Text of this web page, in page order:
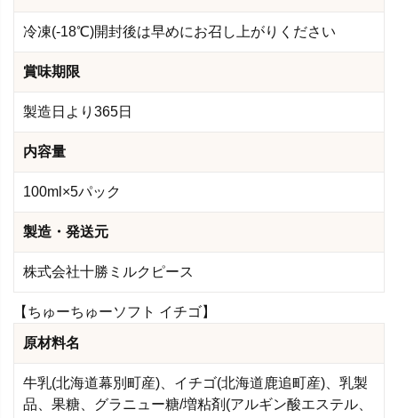
冷凍(-18℃)開封後は早めにお召し上がりください
賞味期限
製造日より365日
内容量
100ml×5パック
製造・発送元
株式会社十勝ミルクピース
【ちゅーちゅーソフト イチゴ】
原材料名
牛乳(北海道幕別町産)、イチゴ(北海道鹿追町産)、乳製
品、果糖、グラニュー糖/増粘剤(アルギン酸エステル、